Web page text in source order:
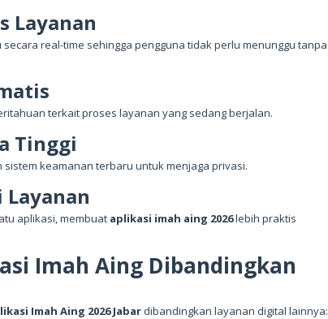
Layanan
real-time sehingga pengguna tidak perlu menunggu tanpa
terkait proses layanan yang sedang berjalan.
Tinggi
keamanan terbaru untuk menjaga privasi.
aplikasi, membuat aplikasi imah aing 2026lebih praktis
Imah Aing Dibandingkan
Imah Aing 2026 Jabardibandingkan layanan digital lainnya: